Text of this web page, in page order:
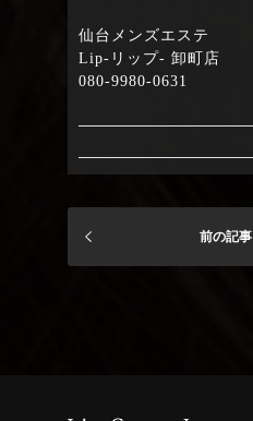
仙台メンズエステ
Lip-リップ- 卸町店
080-9980-0631
前の記事